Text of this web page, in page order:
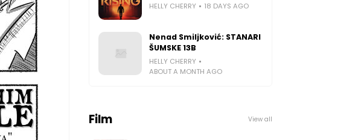
HELLY CHERRY 18 DAYS AGO
Nenad Smiljković: STANARI
ŠUMSKE 13B
HELLY CHERRY
ABOUT A MONTH AGO
Film View all